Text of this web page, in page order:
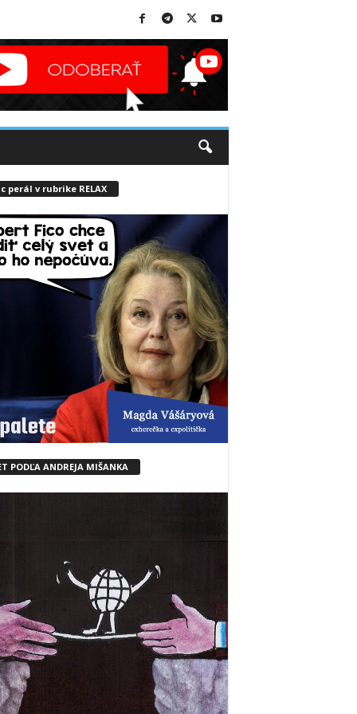
perál v rubrike RELAX
PODĽA ANDREJA MIŠANKA